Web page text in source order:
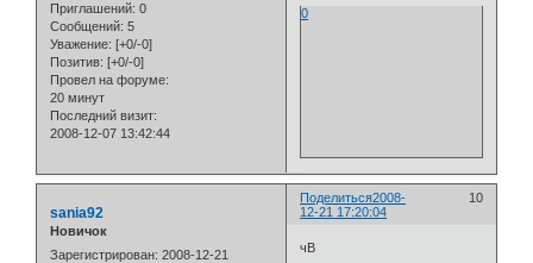
Приглашений: 0
Сообщений: 5
Уважение: [+0/-0]
Позитив: [+0/-0]
Провел на форуме:
20 минут
Последний визит:
2008-12-07 13:42:44
0
Поделиться 10
2008-
12-21 17:20:04
sania92
Новичок
Зарегистрирован: 2008-12-21
чВ